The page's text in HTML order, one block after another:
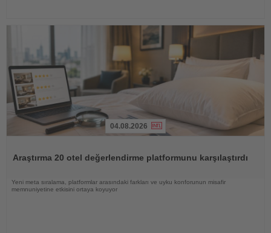
04.08.2026
Araştırma 20 otel değerlendirme platformunu karşılaştırdı
Yeni meta sıralama, platformlar arasındaki farkları ve uyku konforunun misafir
memnuniyetine etkisini ortaya koyuyor